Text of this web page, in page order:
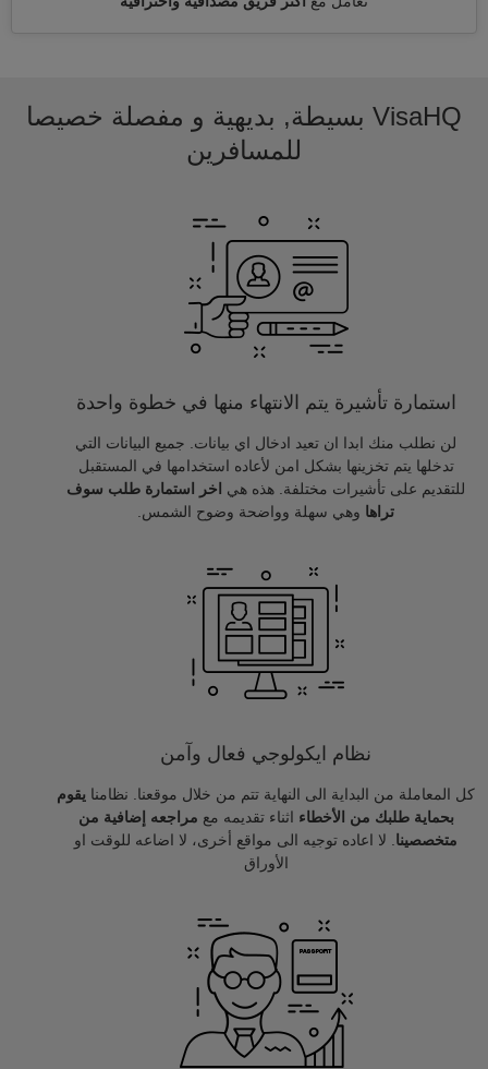
VisaHQ بسيطة, بديهية و مفصلة خصيصا
للمسافرين
استمارة تأشيرة يتم الانتهاء منها في خطوة واحدة
لن نطلب منك ابدا ان تعيد ادخال اي بيانات. جميع البيانات التي
تدخلها يتم تخزينها بشكل امن لأعاده استخدامها في المستقبل
للتقديم على تأشيرات مختلفة. هذه هي
اخر استمارة طلب سوف
تراها وهي سهلة وواضحة وضوح الشمس.
نظام ايكولوجي فعال وآمن
كل المعاملة من البداية الى النهاية تتم من خلال موقعنا. نظامنا يقوم
بحماية طلبك من الأخطاء اثناء تقديمه مع مراجعه إضافية من
متخصصينا . لا اعاده توجيه الى مواقع أخرى، لا اضاعه للوقت او
الأوراق